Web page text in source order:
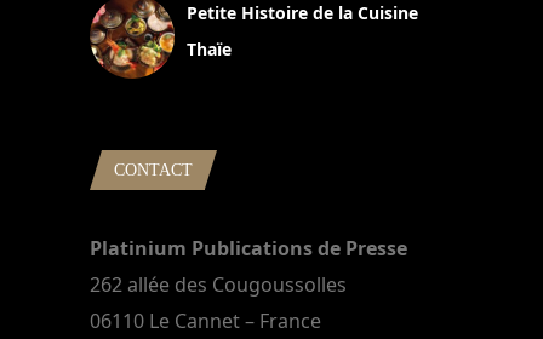
Petite Histoire de la Cuisine
Thaïe
CONTACT
Platinium Publications de Presse
262 allée des Cougoussolles
06110 Le Cannet – France